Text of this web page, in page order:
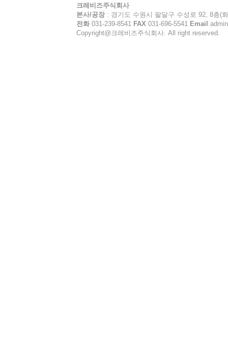
크레비즈주식회사
본사/공장 : 경기도 수원시 팔달구 수성로 92, 8층(
전화 031-239-8541 FAX 031-696-5541 Email
Copyright@크레비즈주식회사. All right reserved.